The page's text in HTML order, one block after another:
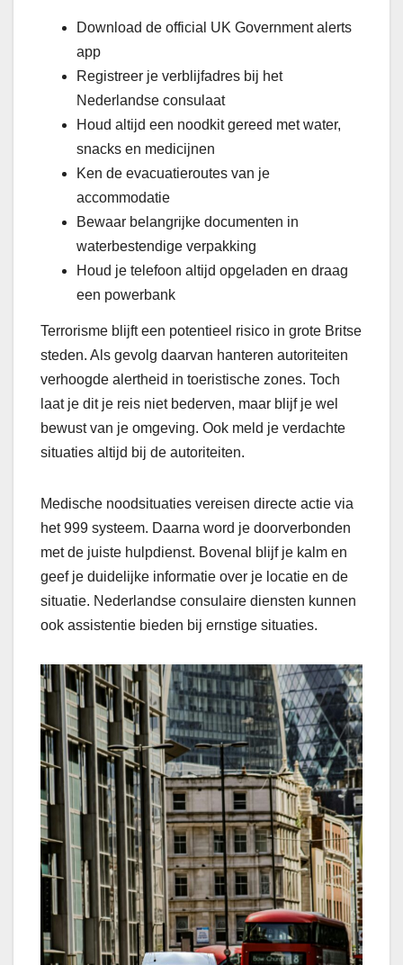
Download de official UK Government alerts
app
Registreer je verblijfadres bij het
Nederlandse consulaat
Houd altijd een noodkit gereed met water,
snacks en medicijnen
Ken de evacuatieroutes van je
accommodatie
Bewaar belangrijke documenten in
waterbestendige verpakking
Houd je telefoon altijd opgeladen en draag
een powerbank
Terrorisme blijft een potentieel risico in grote Britse
steden. Als gevolg daarvan hanteren autoriteiten
verhoogde alertheid in toeristische zones. Toch
laat je dit je reis niet bederven, maar blijf je wel
bewust van je omgeving. Ook meld je verdachte
situaties altijd bij de autoriteiten.
Medische noodsituaties vereisen directe actie via
het 999 systeem. Daarna word je doorverbonden
met de juiste hulpdienst. Bovenal blijf je kalm en
geef je duidelijke informatie over je locatie en de
situatie. Nederlandse consulaire diensten kunnen
ook assistentie bieden bij ernstige situaties.